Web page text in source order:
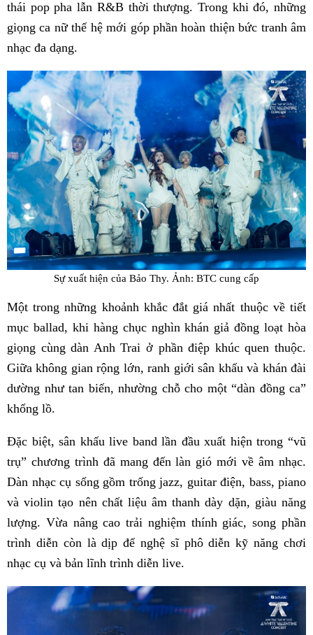
thái pop pha lẫn R&B thời thượng. Trong khi đó, những
giọng ca nữ thế hệ mới góp phần hoàn thiện bức tranh âm
nhạc đa dạng.
Sự xuất hiện của Bảo Thy. Ảnh: BTC cung cấp
Một trong những khoảnh khắc đắt giá nhất thuộc về tiết
mục ballad, khi hàng chục nghìn khán giả đồng loạt hòa
giọng cùng dàn Anh Trai ở phần điệp khúc quen thuộc.
Giữa không gian rộng lớn, ranh giới sân khấu và khán đài
dường như tan biến, nhường chỗ cho một “dàn đồng ca”
khổng lồ.
Đặc biệt, sân khấu live band lần đầu xuất hiện trong “vũ
trụ” chương trình đã mang đến làn gió mới về âm nhạc.
Dàn nhạc cụ sống gồm trống jazz, guitar điện, bass, piano
và violin tạo nên chất liệu âm thanh dày dặn, giàu năng
lượng. Vừa nâng cao trải nghiệm thính giác, song phần
trình diễn còn là dịp để nghệ sĩ phô diễn kỹ năng chơi
nhạc cụ và bản lĩnh trình diễn live.